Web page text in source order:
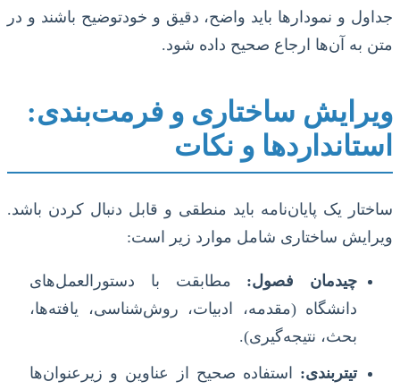
جداول و نمودارها باید واضح، دقیق و خودتوضیح باشند و در
متن به آن‌ها ارجاع صحیح داده شود.
ویرایش ساختاری و فرمت‌بندی:
استانداردها و نکات
ساختار یک پایان‌نامه باید منطقی و قابل دنبال کردن باشد.
ویرایش ساختاری شامل موارد زیر است:
چیدمان فصول: مطابقت با دستورالعمل‌های
دانشگاه (مقدمه، ادبیات، روش‌شناسی، یافته‌ها،
بحث، نتیجه‌گیری).
تیتربندی: استفاده صحیح از عناوین و زیرعنوان‌ها